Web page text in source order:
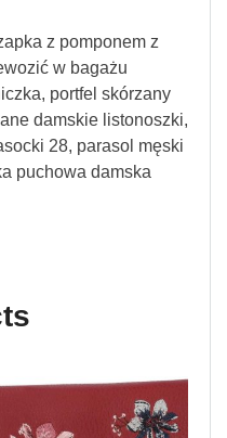
z pomponem z
w bagażu
portfel skórzany
damskie listonoszki,
28, parasol męski
puchowa damska